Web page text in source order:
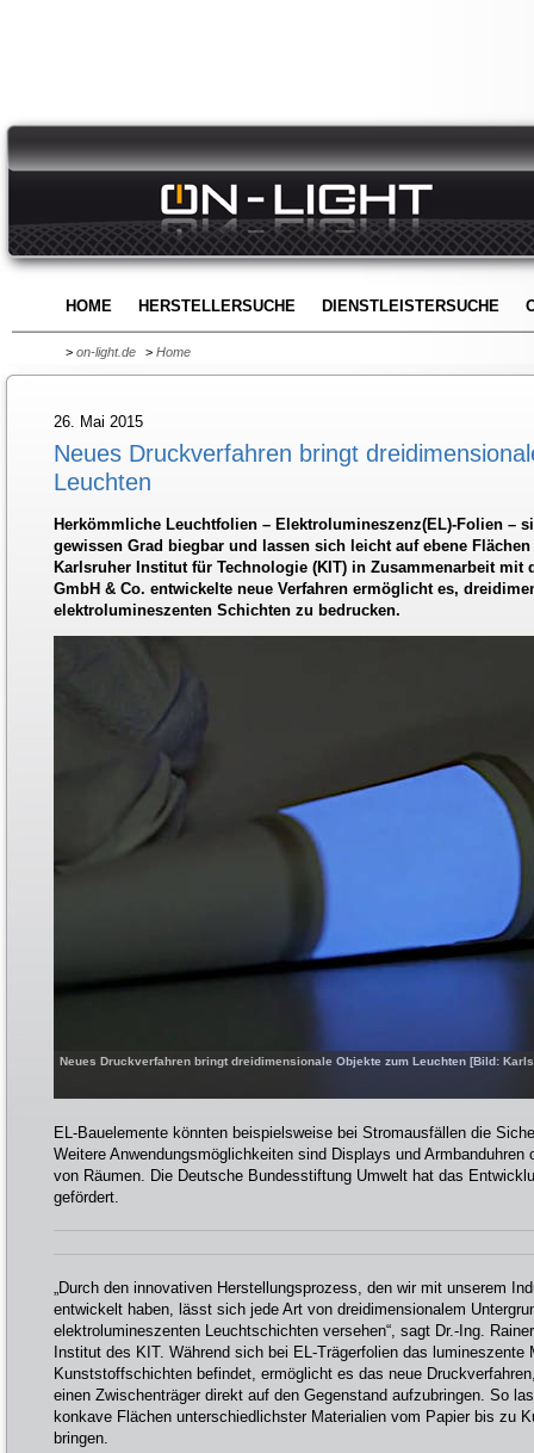
HOME HERSTELLERSUCHE DIENSTLEISTERSUCHE
> on-light.de > Home
26. Mai 2015
Neues Druckverfahren bringt
Leuchten
Herkömmliche Leuchtfolien – Elektrolumineszenz(EL)-Folien –
gewissen Grad biegbar und lassen sich leicht auf ebene
Karlsruher Institut für Technologie (KIT) in Zusammenarbeit mit
GmbH & Co. entwickelte neue Verfahren ermöglicht es,
elektrolumineszenten Schichten zu bedrucken.
Neues Druckverfahren bringt dreidimensionale Objekte zum Leuchten [Bild:
EL-Bauelemente könnten beispielsweise bei Stromausfällen die
Weitere Anwendungsmöglichkeiten sind Displays und
von Räumen. Die Deutsche Bundesstiftung Umwelt hat das
gefördert.
„Durch den innovativen Herstellungsprozess, den wir mit unserem
entwickelt haben, lässt sich jede Art von dreidimensionalem
elektrolumineszenten Leuchtschichten versehen“, sagt Dr.-Ing.
Institut des KIT. Während sich bei EL-Trägerfolien das lumineszente
Kunststoffschichten befindet, ermöglicht es das neue
einen Zwischenträger direkt auf den Gegenstand aufzubringen. So
konkave Flächen unterschiedlichster Materialien vom Papier bis zu
bringen.